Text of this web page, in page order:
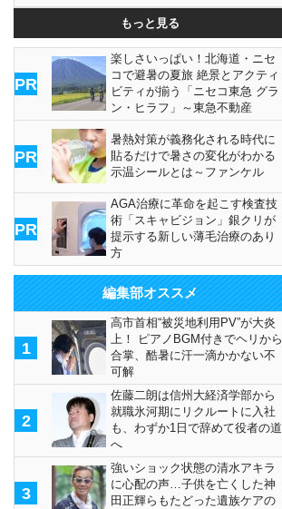
もっと見る
PR
楽しさいっぱい！北海道・ニセ
コで避暑の夏旅 絶景とアクティ
ビティが揃う「ニセコ東急 グラ
ン・ヒラフ」～東急不動産
PR
暑熱対策が義務化される時代に
貼るだけで暑さの変化がわかる
示温シールとは～ファンケル
PR
AGA治療に革命を起こす検査技
術「スキャビジョン」銀クリが
提示する新しい薄毛治療のあり
方
編集部オススメ
1
高市首相“被災地利用PV”が大炎
上！ ピアノBGM付きでヘリから
合掌、酷暑に汗一滴かかない不
可解
2
佐藤二朗は信州大経済学部から
就職氷河期にリクルートに入社
も、わずか1日で辞めて役者の道
へ
3
強いショック状態の清水アキラ
に心配の声…子供を亡くした神
田正輝らもたどった遺族ケアの